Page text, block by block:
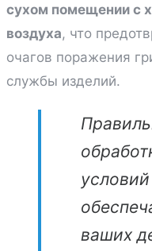
сухом помещении с
воздуха, что
очагов поражения
службы изделий.
ваших